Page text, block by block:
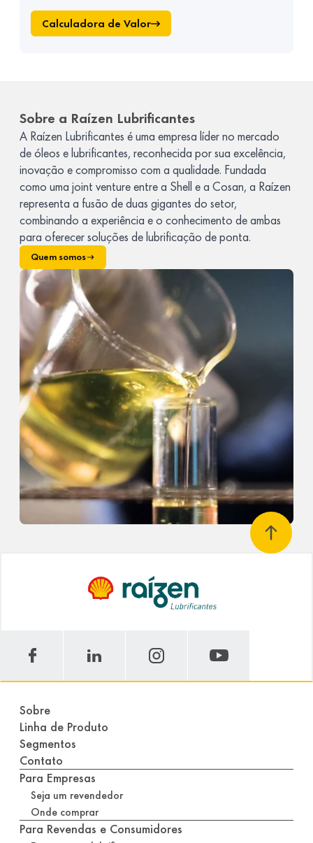
Calculadora de Valor
Sobre a Raízen Lubrificantes
A Raízen Lubrificantes é uma empresa líder no mercado
de óleos e lubrificantes, reconhecida por sua excelência,
inovação e compromisso com a qualidade. Fundada
como uma joint venture entre a Shell e a Cosan, a Raízen
representa a fusão de duas gigantes do setor,
combinando a experiência e o conhecimento de ambas
para oferecer soluções de lubrificação de ponta.
Quem somos
Sobre
Linha de Produto
Segmentos
Contato
Para Empresas
Seja um revendedor
Onde comprar
Para Revendas e Consumidores